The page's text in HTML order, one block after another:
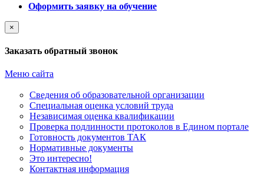
Оформить заявку на обучение
×
Заказать обратный звонок
Меню сайта
Сведения об образовательной организации
Cпециальная оценка условий труда
Независимая оценка квалификации
Проверка подлинности протоколов в Едином портале
Готовность документов ТАК
Нормативные документы
Это интересно!
Контактная информация